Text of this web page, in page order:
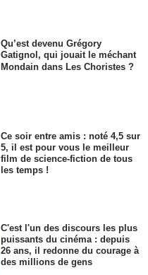
Qu’est devenu Grégory
Gatignol, qui jouait le méchant
Mondain dans Les Choristes ?
Ce soir entre amis : noté 4,5 sur
5, il est pour vous le meilleur
film de science-fiction de tous
les temps !
C'est l'un des discours les plus
puissants du cinéma : depuis
26 ans, il redonne du courage à
des millions de gens